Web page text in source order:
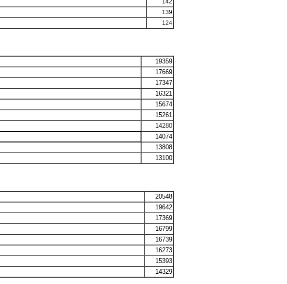
142
139
124
19359
17669
17347
16321
15674
15261
14280
14074
13808
13100
20548
19642
17369
16799
16739
16273
15393
14329